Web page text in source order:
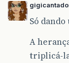
Só
A
triplicá-